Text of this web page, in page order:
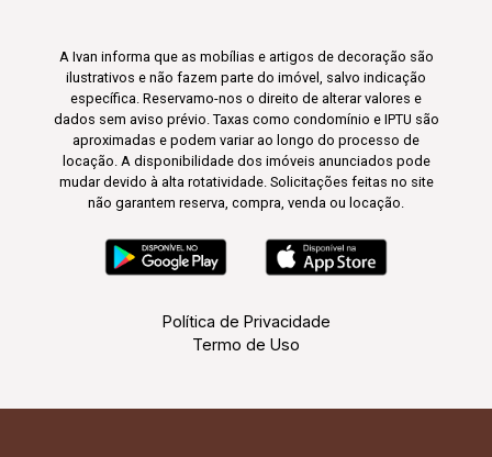
A Ivan informa que as mobílias e artigos de decoração são
ilustrativos e não fazem parte do imóvel, salvo indicação
específica. Reservamo-nos o direito de alterar valores e
dados sem aviso prévio. Taxas como condomínio e IPTU são
aproximadas e podem variar ao longo do processo de
locação. A disponibilidade dos imóveis anunciados pode
mudar devido à alta rotatividade. Solicitações feitas no site
não garantem reserva, compra, venda ou locação.
Política de Privacidade
Termo de Uso